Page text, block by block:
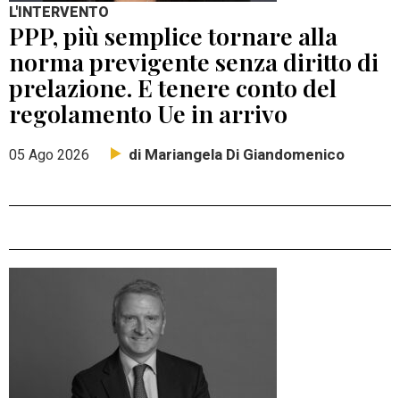
L'INTERVENTO
PPP, più semplice tornare alla
norma previgente senza diritto di
prelazione. E tenere conto del
regolamento Ue in arrivo
05 Ago 2026 di Mariangela Di Giandomenico